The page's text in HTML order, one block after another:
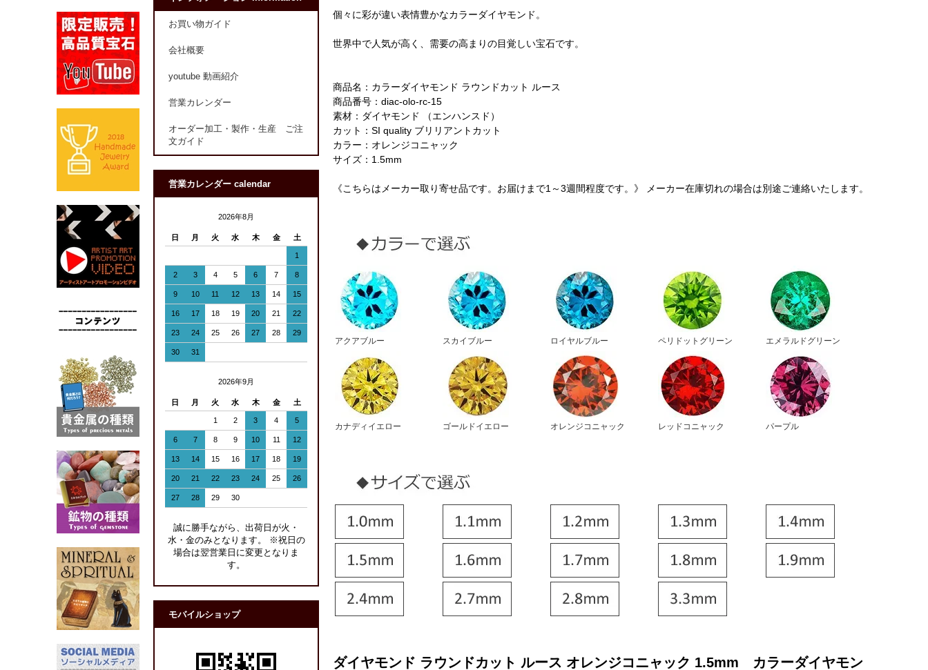
個々に彩が違い表情豊かなカラーダイヤモンド。
世界中で人気が高く、需要の高まりの目覚しい宝石です。
商品名：カラーダイヤモンド ラウンドカット ルース
商品番号：diac-olo-rc-15
素材：ダイヤモンド （エンハンスド）
カット：SI quality ブリリアントカット
カラー：オレンジコニャック
サイズ：1.5mm
《こちらはメーカー取り寄せ品です。お届けまで1～3週間程度です。》 メーカー在庫切れの場合は別途ご連絡いたします。
アクアブルー スカイブルー ロイヤルブルー ペリドットグリーン エメラルドグリーン
カナディイエロー ゴールドイエロー オレンジコニャック レッドコニャック パープル
ダイヤモンド ラウンドカット ルース オレンジコニャック 1.5mm カラーダイヤモン
お買い物ガイド
会社概要
youtube 動画紹介
営業カレンダー
オーダー加工・製作・生産 ご注
文ガイド
営業カレンダー calendar
2026年8月
日 月 火 水 木 金 土
1
2 3 4 5 6 7 8
9 10 11 12 13 14 15
16 17 18 19 20 21 22
23 24 25 26 27 28 29
30 31
2026年9月
日 月 火 水 木 金 土
1 2 3 4 5
6 7 8 9 10 11 12
13 14 15 16 17 18 19
20 21 22 23 24 25 26
27 28 29 30
誠に勝手ながら、出荷日が火・
水・金のみとなります。 ※祝日の
場合は翌営業日に変更となりま
す。
モバイルショップ